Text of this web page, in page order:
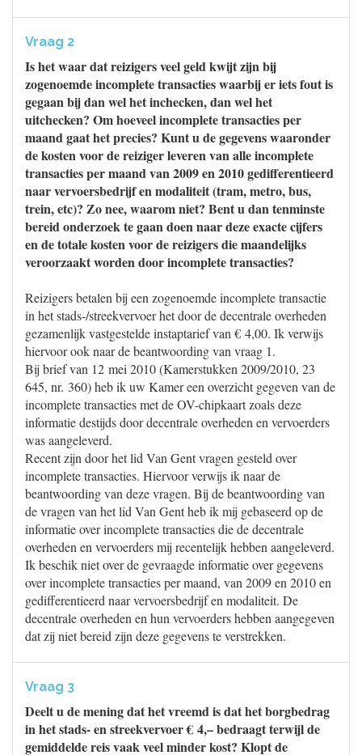
Vraag 2
Is het waar dat reizigers veel geld kwijt zijn bij
zogenoemde incomplete transacties waarbij er iets fout is
gegaan bij dan wel het inchecken, dan wel het
uitchecken? Om hoeveel incomplete transacties per
maand gaat het precies? Kunt u de gegevens waaronder
de kosten voor de reiziger leveren van alle incomplete
transacties per maand van 2009 en 2010 gedifferentieerd
naar vervoersbedrijf en modaliteit (tram, metro, bus,
trein, etc)? Zo nee, waarom niet? Bent u dan tenminste
bereid onderzoek te gaan doen naar deze exacte cijfers
en de totale kosten voor de reizigers die maandelijks
veroorzaakt worden door incomplete transacties?
Reizigers betalen bij een zogenoemde incomplete transactie
in het stads-/streekvervoer het door de decentrale overheden
gezamenlijk vastgestelde instaptarief van € 4,00. Ik verwijs
hiervoor ook naar de beantwoording van vraag 1.
Bij brief van 12 mei 2010 (Kamerstukken 2009/2010, 23
645, nr. 360) heb ik uw Kamer een overzicht gegeven van de
incomplete transacties met de OV-chipkaart zoals deze
informatie destijds door decentrale overheden en vervoerders
was aangeleverd.
Recent zijn door het lid Van Gent vragen gesteld over
incomplete transacties. Hiervoor verwijs ik naar de
beantwoording van deze vragen. Bij de beantwoording van
de vragen van het lid Van Gent heb ik mij gebaseerd op de
informatie over incomplete transacties die de decentrale
overheden en vervoerders mij recentelijk hebben aangeleverd.
Ik beschik niet over de gevraagde informatie over gegevens
over incomplete transacties per maand, van 2009 en 2010 en
gedifferentieerd naar vervoersbedrijf en modaliteit. De
decentrale overheden en hun vervoerders hebben aangegeven
dat zij niet bereid zijn deze gegevens te verstrekken.
Vraag 3
Deelt u de mening dat het vreemd is dat het borgbedrag
in het stads- en streekvervoer € 4,– bedraagt terwijl de
gemiddelde reis vaak veel minder kost? Klopt de